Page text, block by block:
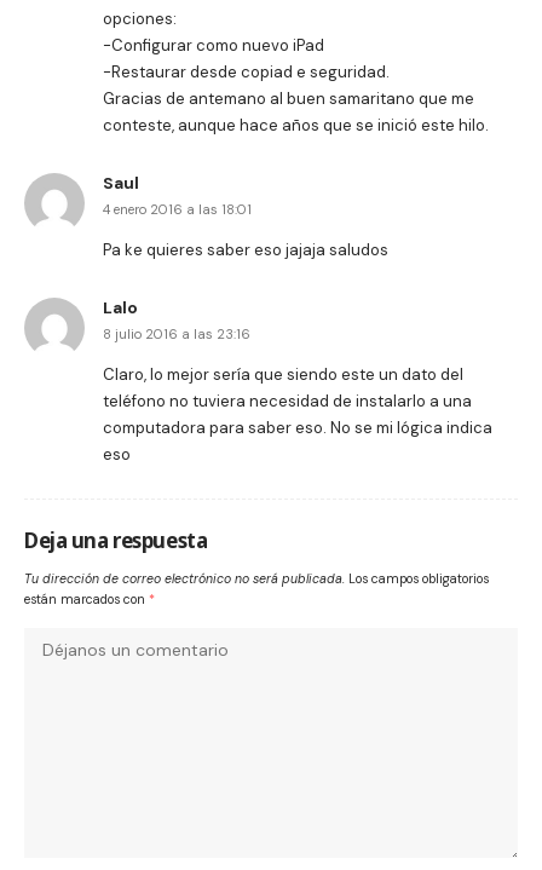
opciones:
-Configurar como nuevo iPad
-Restaurar desde copiad e seguridad.
Gracias de antemano al buen samaritano que me
conteste, aunque hace años que se inició este hilo.
Saul
4 enero 2016 a las 18:01
Pa ke quieres saber eso jajaja saludos
Lalo
8 julio 2016 a las 23:16
Claro, lo mejor sería que siendo este un dato del
teléfono no tuviera necesidad de instalarlo a una
computadora para saber eso. No se mi lógica indica
eso
Deja una respuesta
Tu dirección de correo electrónico no será publicada. Los campos obligatorios
están marcados con *